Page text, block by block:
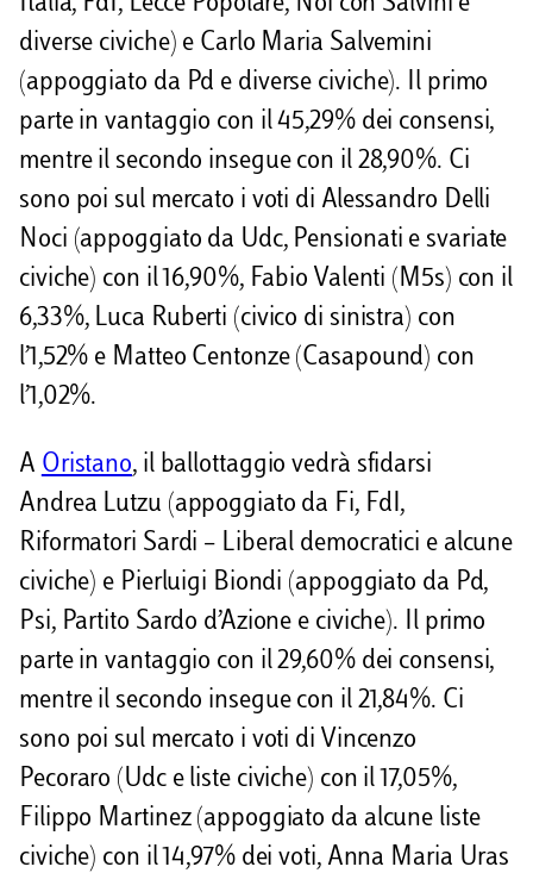
diverse civiche) e Carlo Maria Salvemini
(appoggiato da Pd e diverse civiche). Il primo
parte in vantaggio con il 45,29% dei consensi,
mentre il secondo insegue con il 28,90%. Ci
sono poi sul mercato i voti di Alessandro Delli
Noci (appoggiato da Udc, Pensionati e svariate
civiche) con il 16,90%, Fabio Valenti (M5s) con il
6,33%, Luca Ruberti (civico di sinistra) con
l’1,52% e Matteo Centonze (Casapound) con
l’1,02%.
A Oristano, il ballottaggio vedrà sfidarsi
Andrea Lutzu (appoggiato da Fi, FdI,
Riformatori Sardi – Liberal democratici e alcune
civiche) e Pierluigi Biondi (appoggiato da Pd,
Psi, Partito Sardo d’Azione e civiche). Il primo
parte in vantaggio con il 29,60% dei consensi,
mentre il secondo insegue con il 21,84%. Ci
sono poi sul mercato i voti di Vincenzo
Pecoraro (Udc e liste civiche) con il 17,05%,
Filippo Martinez (appoggiato da alcune liste
civiche) con il 14,97% dei voti, Anna Maria Uras